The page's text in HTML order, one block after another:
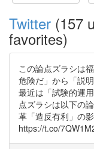
Twitter (157
favorites)
この論点ズラシは
危険だ」から「説
最近は「試験的運
点ズラシは以下の
革「造反有利」の
https://t.co/